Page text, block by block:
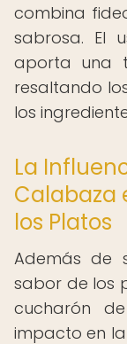
combina
sabrosa. El
aporta una
resaltando
los
La
Calabaza
los Platos
Además de
sabor de los
cucharón
impacto en